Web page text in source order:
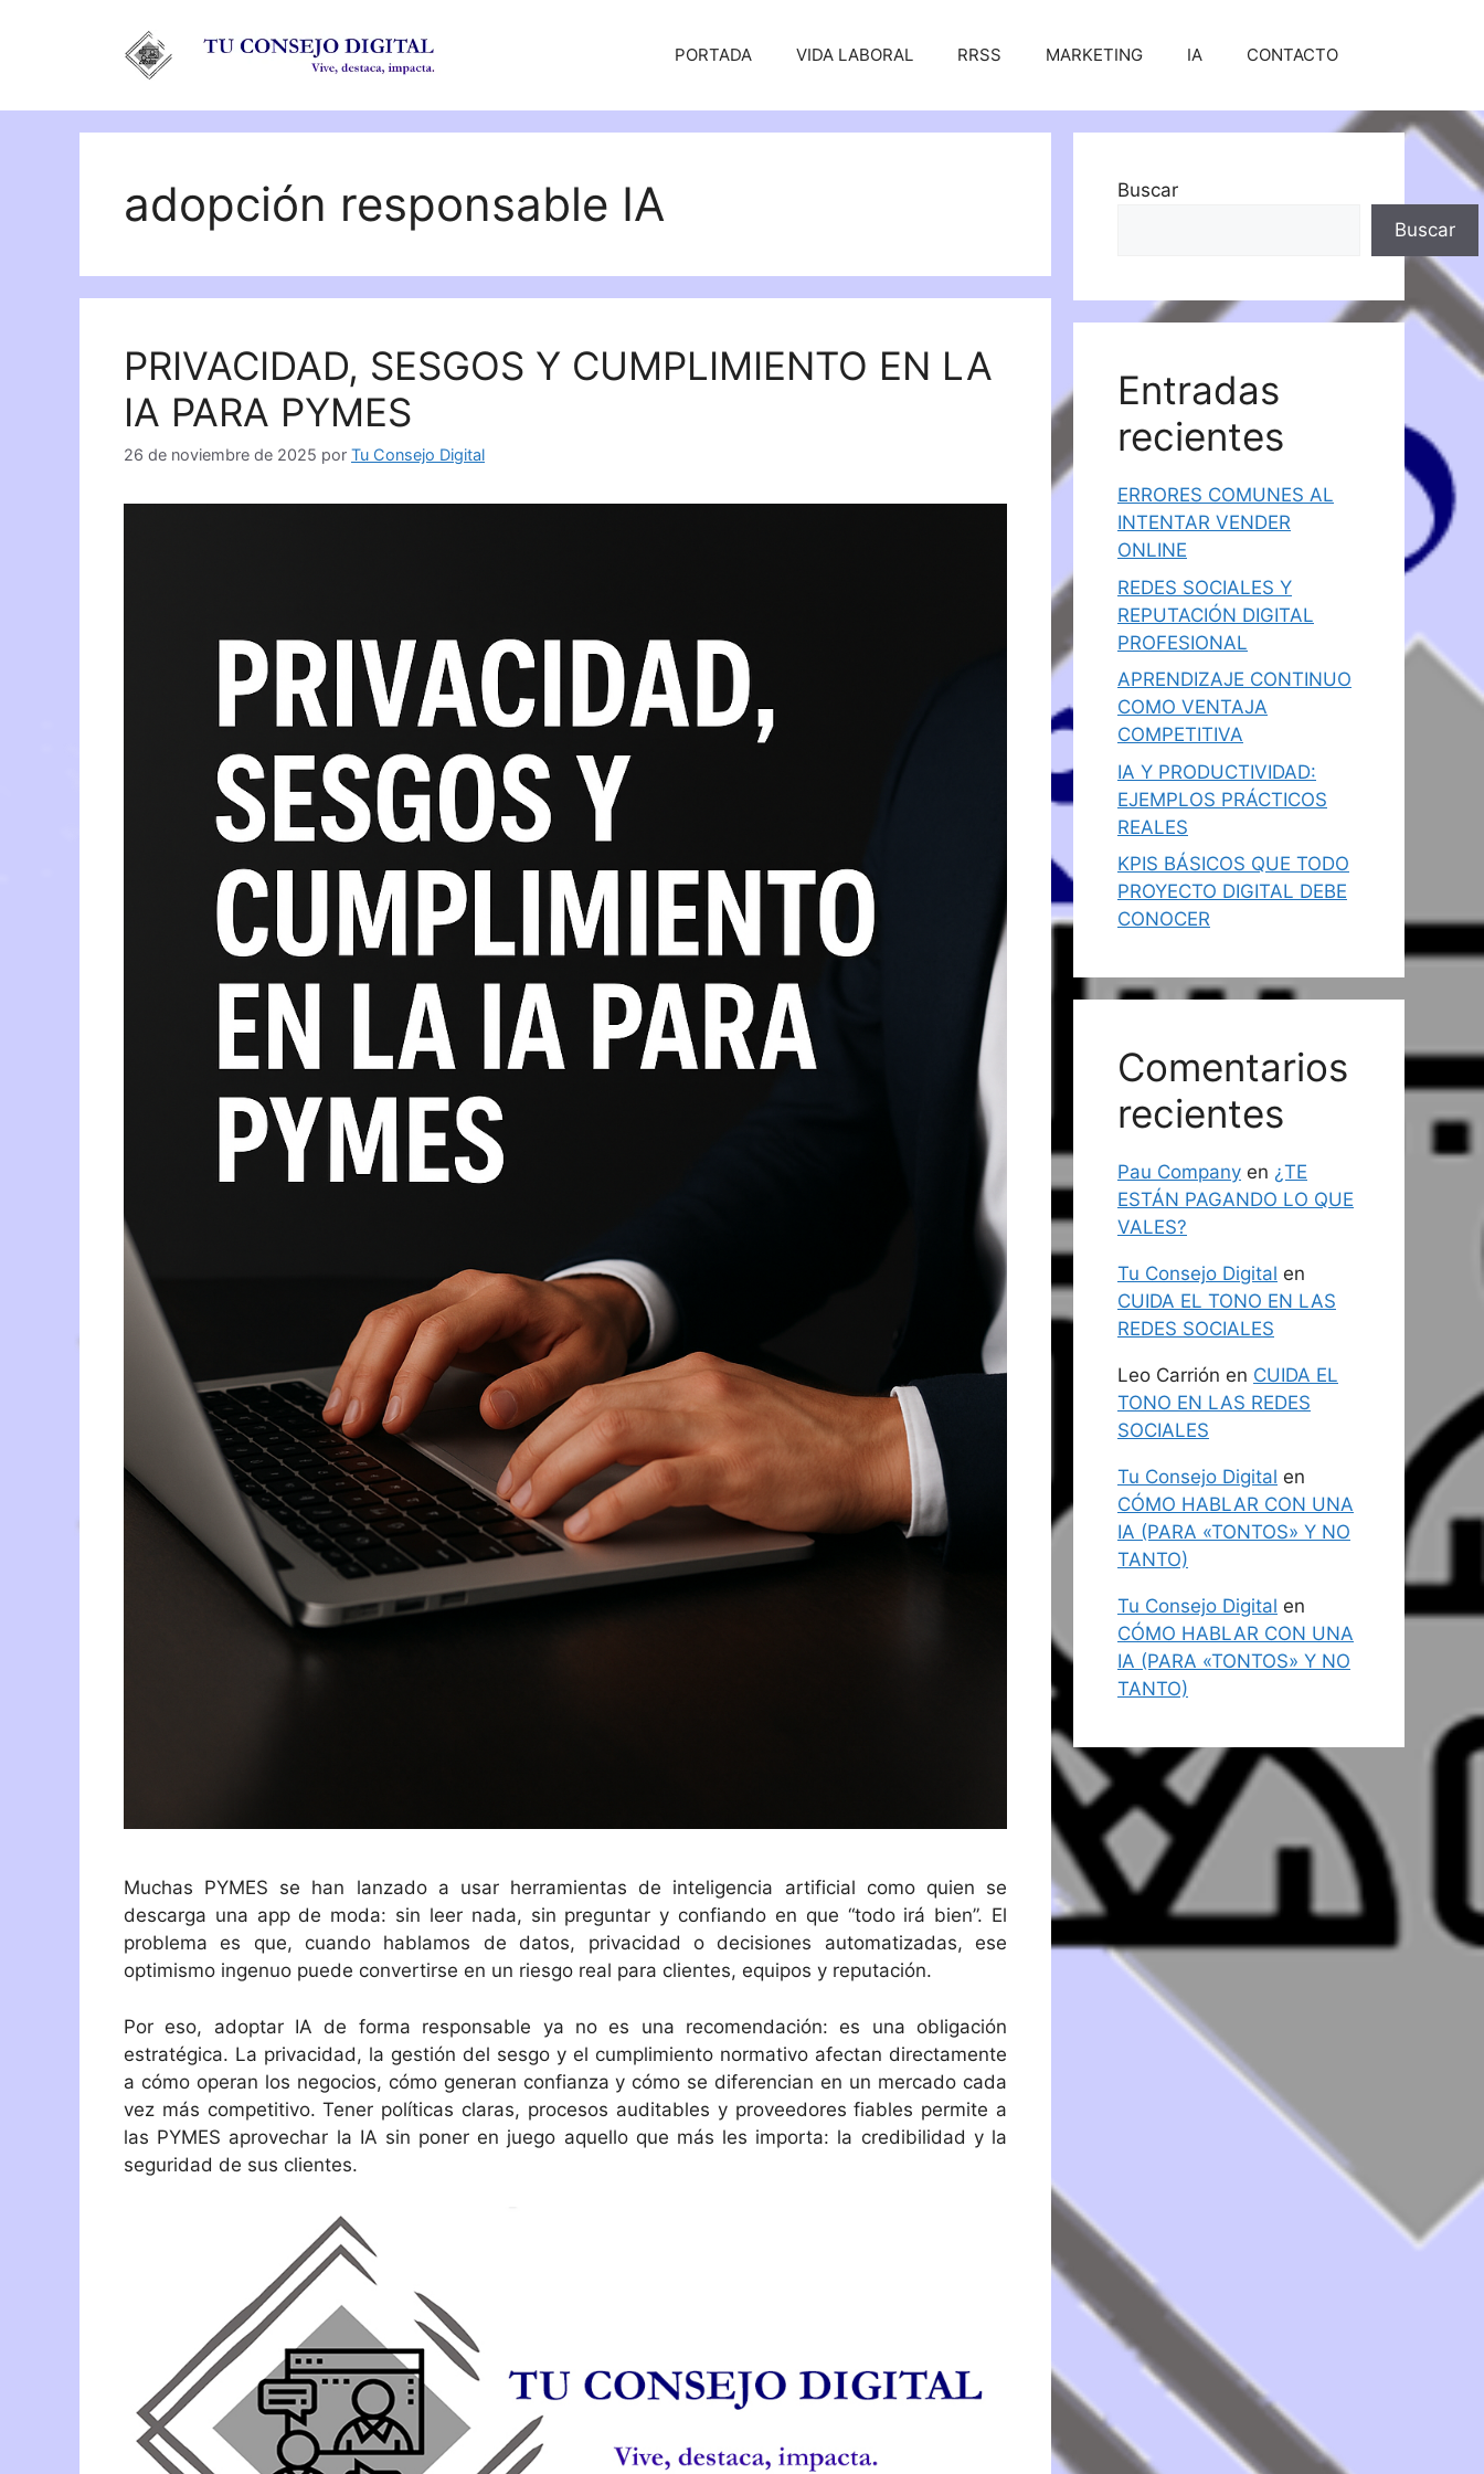
PORTADA VIDA LABORAL RRSS MARKETING IA CONTACTO
adopción responsable IA
PRIVACIDAD, SESGOS Y CUMPLIMIENTO EN LA
IA PARA PYMES
26 de noviembre de 2025 por Tu Consejo Digital
Muchas PYMES se han lanzado a usar herramientas de inteligencia artificial como quien se
descarga una app de moda: sin leer nada, sin preguntar y confiando en que “todo irá bien”. El
problema es que, cuando hablamos de datos, privacidad o decisiones automatizadas, ese
optimismo ingenuo puede convertirse en un riesgo real para clientes, equipos y reputación.
Por eso, adoptar IA de forma responsable ya no es una recomendación: es una obligación
estratégica. La privacidad, la gestión del sesgo y el cumplimiento normativo afectan directamente
a cómo operan los negocios, cómo generan confianza y cómo se diferencian en un mercado cada
vez más competitivo. Tener políticas claras, procesos auditables y proveedores fiables permite a
las PYMES aprovechar la IA sin poner en juego aquello que más les importa: la credibilidad y la
seguridad de sus clientes.
Buscar
Buscar
Entradas
recientes
ERRORES COMUNES AL
INTENTAR VENDER
ONLINE
REDES SOCIALES Y
REPUTACIÓN DIGITAL
PROFESIONAL
APRENDIZAJE CONTINUO
COMO VENTAJA
COMPETITIVA
IA Y PRODUCTIVIDAD:
EJEMPLOS PRÁCTICOS
REALES
KPIS BÁSICOS QUE TODO
PROYECTO DIGITAL DEBE
CONOCER
Comentarios
recientes
Pau Company en ¿TE
ESTÁN PAGANDO LO QUE
VALES?
Tu Consejo Digital en
CUIDA EL TONO EN LAS
REDES SOCIALES
Leo Carrión en CUIDA EL
TONO EN LAS REDES
SOCIALES
Tu Consejo Digital en
CÓMO HABLAR CON UNA
IA (PARA «TONTOS» Y NO
TANTO)
Tu Consejo Digital en
CÓMO HABLAR CON UNA
IA (PARA «TONTOS» Y NO
TANTO)